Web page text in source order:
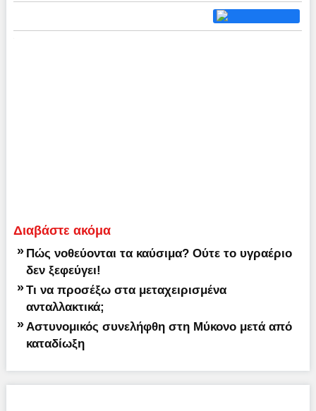
Διαβάστε ακόμα
» Πώς νοθεύονται τα καύσιμα? Ούτε το υγραέριο
δεν ξεφεύγει!
» Τι να προσέξω στα μεταχειρισμένα
ανταλλακτικά;
» Αστυνομικός συνελήφθη στη Μύκονο μετά από
καταδίωξη